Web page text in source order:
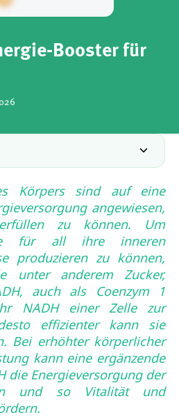
Booster für
Körpers sind auf eine
angewiesen,
zu können. Um
für all ihre inneren
produzieren zu können,
unter anderem Zucker,
auch als Coenzym 1
NADH einer Zelle zur
effizienter kann sie
Bei erhöhter körperlicher
kann eine ergänzende
die Energieversorgung der
und so Vitalität und